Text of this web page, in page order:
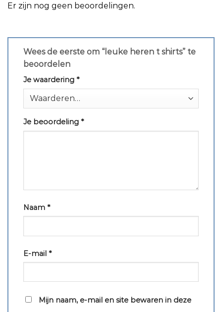
Er zijn nog geen beoordelingen.
Wees de eerste om “leuke heren t shirts” te
beoordelen
Je waardering *
Je beoordeling *
Naam *
E-mail *
Mijn naam, e-mail en site bewaren in deze